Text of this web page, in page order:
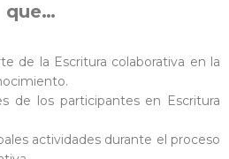
que…
de la Escritura colaborativa en la
de los participantes en Escritura
actividades durante el proceso